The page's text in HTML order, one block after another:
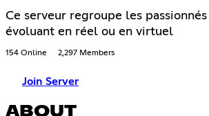
Ce serveur regroupe les
évoluant en réel ou en virtuel
154 Online 2,297 Members
Join Server
ABOUT